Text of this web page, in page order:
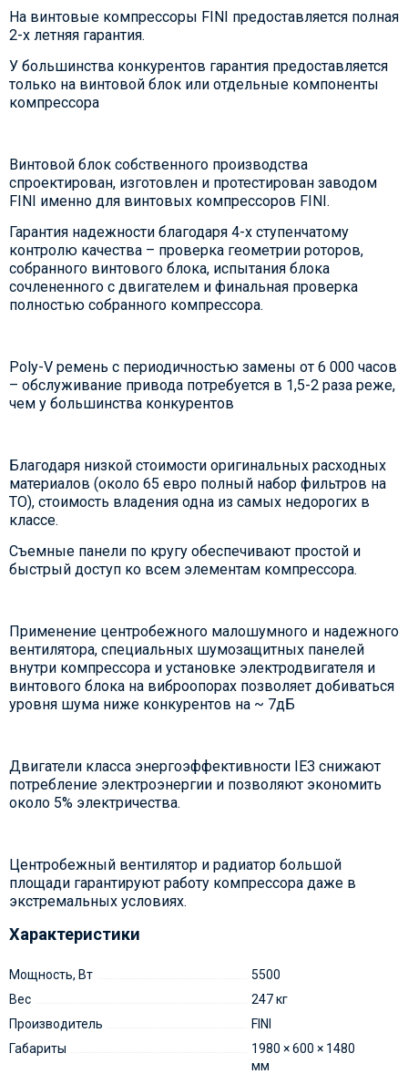
На винтовые компрессоры FINI предоставляется полная
2-х летняя гарантия.
У большинства конкурентов гарантия предоставляется
только на винтовой блок или отдельные компоненты
компрессора
Винтовой блок собственного производства
спроектирован, изготовлен и протестирован заводом
FINI именно для винтовых компрессоров FINI.
Гарантия надежности благодаря 4-х ступенчатому
контролю качества – проверка геометрии роторов,
собранного винтового блока, испытания блока
сочлененного с двигателем и финальная проверка
полностью собранного компрессора.
Poly-V ремень с периодичностью замены от 6 000 часов
– обслуживание привода потребуется в 1,5-2 раза реже,
чем у большинства конкурентов
Благодаря низкой стоимости оригинальных расходных
материалов (около 65 евро полный набор фильтров на
ТО), стоимость владения одна из самых недорогих в
классе.
Съемные панели по кругу обеспечивают простой и
быстрый доступ ко всем элементам компрессора.
Применение центробежного малошумного и надежного
вентилятора, специальных шумозащитных панелей
внутри компрессора и установке электродвигателя и
винтового блока на виброопорах позволяет добиваться
уровня шума ниже конкурентов на ~ 7дБ
Двигатели класса энергоэффективности IE3 снижают
потребление электроэнергии и позволяют экономить
около 5% электричества.
Центробежный вентилятор и радиатор большой
площади гарантируют работу компрессора даже в
экстремальных условиях.
Характеристики
Мощность, Вт
5500
Вес
247 кг
Производитель
FINI
Габариты
1980 × 600 × 1480
мм